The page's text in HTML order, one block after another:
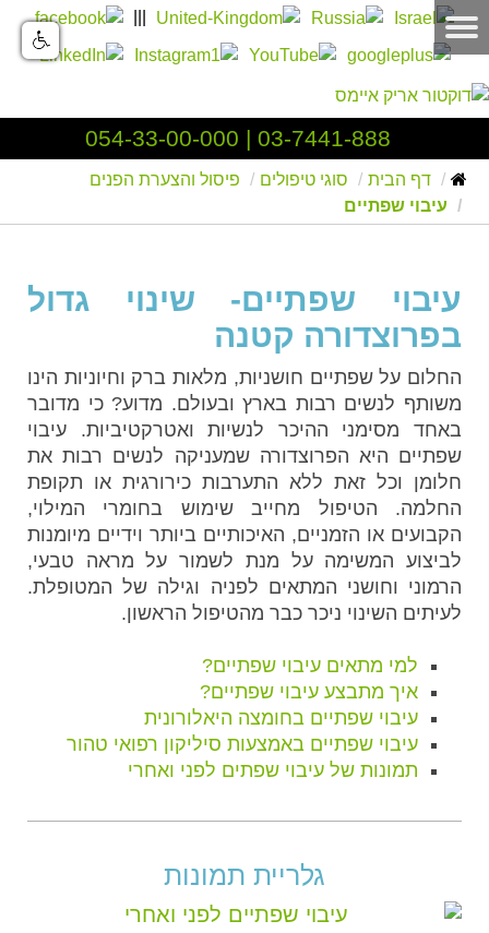
03-7441-888
|
054-33-00-000
דף הבית סוגי טיפולים
פיסול והצערת הפנים
עיבוי שפתיים
עיבוי שפתיים- שינוי גדול
בפרוצדורה קטנה
החלום על שפתיים חושניות, מלאות ברק וחיוניות הינו
משותף לנשים רבות בארץ ובעולם. מדוע? כי מדובר
באחד מסימני ההיכר לנשיות ואטרקטיביות. עיבוי
שפתיים היא הפרוצדורה שמעניקה לנשים רבות את
חלומן וכל זאת ללא התערבות כירורגית או תקופת
החלמה. הטיפול מחייב שימוש בחומרי המילוי,
הקבועים או הזמניים, האיכותיים ביותר וידיים מיומנות
לביצוע המשימה על מנת לשמור על מראה טבעי,
הרמוני וחושני המתאים לפניה וגילה של המטופלת.
לעיתים השינוי ניכר כבר מהטיפול הראשון.
למי מתאים עיבוי שפתיים?
איך מתבצע עיבוי שפתיים?
עיבוי שפתיים בחומצה היאלורונית
עיבוי שפתיים באמצעות סיליקון רפואי טהור
תמונות של עיבוי שפתים לפני ואחרי
גלריית תמונות